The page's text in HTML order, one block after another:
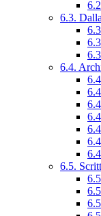
6.3.
6.4.
6.5.